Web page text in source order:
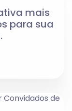
mais
para sua